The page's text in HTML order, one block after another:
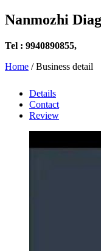
Nanmozhi
Tel : 9940890855,
Home / Business detail
Details
Contact
Review